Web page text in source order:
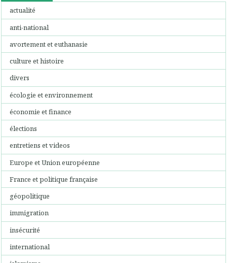
actualité
anti-national
avortement et euthanasie
culture et histoire
divers
écologie et environnement
économie et finance
élections
entretiens et videos
Europe et Union européenne
France et politique française
géopolitique
immigration
insécurité
international